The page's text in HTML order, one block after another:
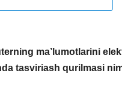
ma’lumotlarini
tasviriash qurilmasi